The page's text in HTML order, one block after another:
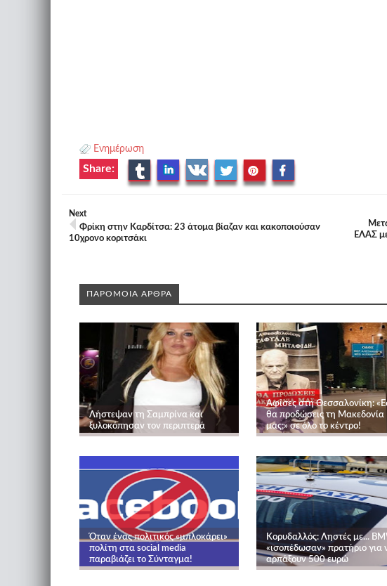
Ενημέρωση
Share:
Next
Φρίκη στην Καρδίτσα: 23 άτομα βίαζαν και κακοποιούσαν
10χρονο κοριτσάκι
ΕΛΑΣ
ΠΑΡΟΜΟΙΑ ΑΡΘΡΑ
Λήστεψαν τη Σαμπρίνα και
ξυλοκόπησαν τον περιπτερά
Αφίσες στη Θεσσαλονίκη:
θα προδώσεις τη Μακεδονία
μας;» σε όλο το κέντρο!
Όταν ένας πολιτικός «μπλοκάρει»
πολίτη στα social media
παραβιάζει το Σύνταγμα!
Κορυδαλλός: Ληστές με...
«ισοπέδωσαν» πρατήριο για
αρπάξουν 500 ευρώ